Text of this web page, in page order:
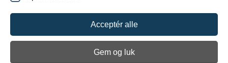
Acceptér alle
Gem og luk